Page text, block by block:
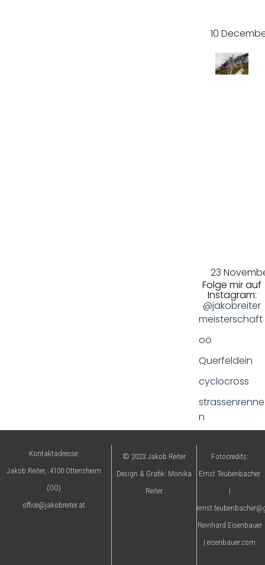
10
23
Folge mir auf
Instagram:
@jakobreiter
meisterschaft
oö
Querfeldein
cyclocross
strassenrenne
n
Kontaktadresse:
Jakob Reiter, 4100 Ottensheim
(OÖ)
office@jakobreiter.at
© 2023 Jakob Reiter
Design & Grafik: Monika
Reiter
Fotocredits:
Ernst Teubenbacher
|
Reinhard Eisenbauer
| eisenbauer.com